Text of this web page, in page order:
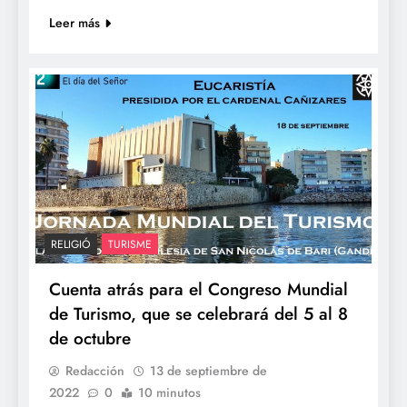
Leer más
RELIGIÓ TURISME
Cuenta atrás para el Congreso Mundial
de Turismo, que se celebrará del 5 al 8
de octubre
Redacción
13 de septiembre de
2022
0 10 minutos